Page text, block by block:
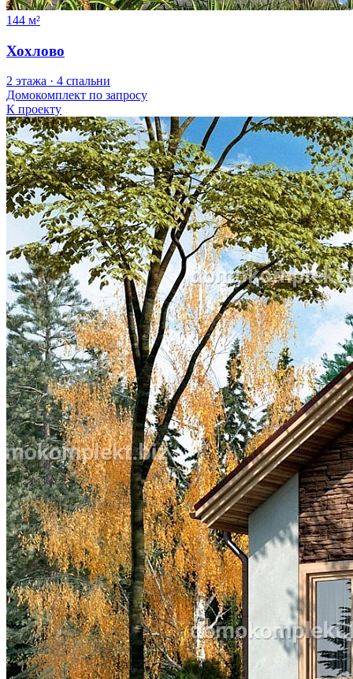
144 м²
Хохлово
2 этажа · 4 спальни
Домокомплект по запросу